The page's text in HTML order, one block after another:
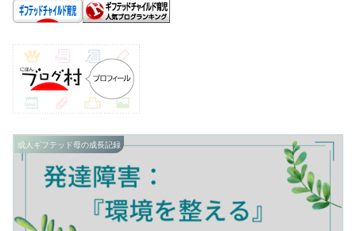
成人ギフテッド母の成長記録